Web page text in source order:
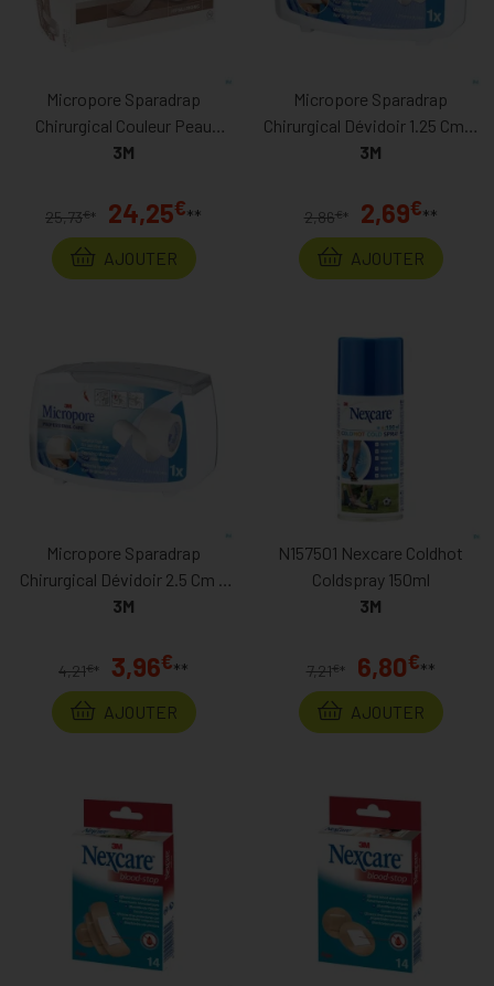
Micropore Sparadrap
Chirurgical Couleur Peau
2,5cm X 915cm
3M
25,73€* 24,25€**
AJOUTER
Micropore Sparadrap
Chirurgical Dévidoir 1.25 Cm X
915cm
3M
2,86€ * 2,69€**
AJOUTER
Micropore Sparadrap
Chirurgical Dévidoir 2.5 Cm X
915cm
3M
4,21€* 3,96€**
AJOUTER
N157501 Nexcare Coldhot
Coldspray 150ml
3M
7,21€ * 6,80€**
AJOUTER